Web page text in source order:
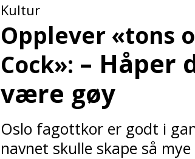
Kultur
Opplever «tons
Cock»: – Håper
være gøy
Oslo fagottkor er godt i
navnet skulle skape så